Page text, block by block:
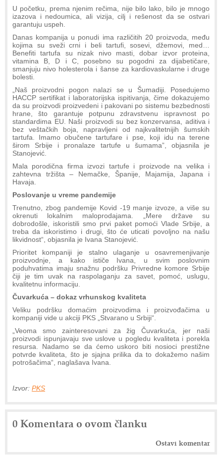
U početku, prema njenim rečima, nije bilo lako, bilo je mnogo
izazova i nedoumica, ali vizija, cilj i rešenost da se ostvari
garantuju uspeh.
Danas kompanija u ponudi ima različitih 20 proizvoda, među
kojima su sveži crni i beli tartufi, sosevi, džemovi, med…
Benefiti tartufa su nizak nivo masti, dobar izvor proteina,
vitamina B, D i C, posebno su pogodni za dijabetičare,
smanjuju nivo holesterola i šanse za kardiovaskularne i druge
bolesti.
„Naš proizvodni pogon nalazi se u Šumadiji. Posedujemo
HACCP sertifikat i laboratorijska ispitivanja, čime dokazujemo
da su proizvodi proizvedeni i pakovani po sistemu bezbednosti
hrane, što garantuje potpunu zdravstvenu ispravnost po
standardima EU. Naši proizvodi su bez konzervansa, aditiva i
bez veštačkih boja, napravljeni od najkvalitetnijih šumskih
tartufa. Imamo obučene tartufare i pse, koji idu na terene
širom Srbije i pronalaze tartufe u šumama”, objasnila je
Stanojević.
Mala porodična firma izvozi tartufe i proizvode na velika i
zahtevna tržišta – Nemačke, Španije, Majamija, Japana i
Havaja.
Poslovanje u vreme pandemije
Trenutno, zbog pandemije Kovid -19 manje izvoze, a više su
okrenuti lokalnim maloprodajama. „Mere države su
dobrodošle, iskoristili smo prvi paket pomoći Vlade Srbije, a
treba da iskoristimo i drugi, što će uticati povoljno na našu
likvidnost“, objasnila je Ivana Stanojević.
Prioritet kompaniji je stalno ulaganje u osavremenjivanje
proizvodnje, a kako ističe Ivana, u svim poslovnim
poduhvatima imaju snažnu podršku Privredne komore Srbije
čiji je tim uvak na raspolaganju za savet, pomoć, uslugu,
kvalitetnu informaciju.
Čuvarkuća – dokaz vrhunskog kvaliteta
Veliku podršku domaćim proizvodima i proizvođačima u
kompaniji vide u akciji PKS „Stvarano u Srbiji“.
„Veoma smo zainteresovani za žig Čuvarkuća, jer naši
proizvodi ispunjavaju sve uslove u pogledu kvaliteta i porekla
resursa. Nadamo se da ćemo uskoro biti nosioci prestižne
potvrde kvaliteta, što je sjajna prilika da to dokažemo našim
potrošačima“, naglašava Ivana.
Izvor: PKS
0 Komentara o ovom članku
Ostavi komentar